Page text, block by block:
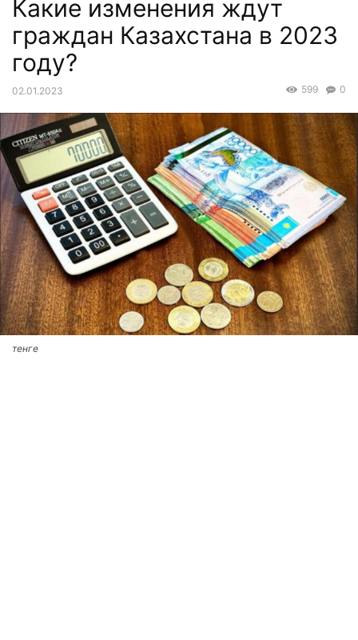
Какие изменения ждут
граждан Казахстана в 2023
году?
02.01.2023 0
599
тенге